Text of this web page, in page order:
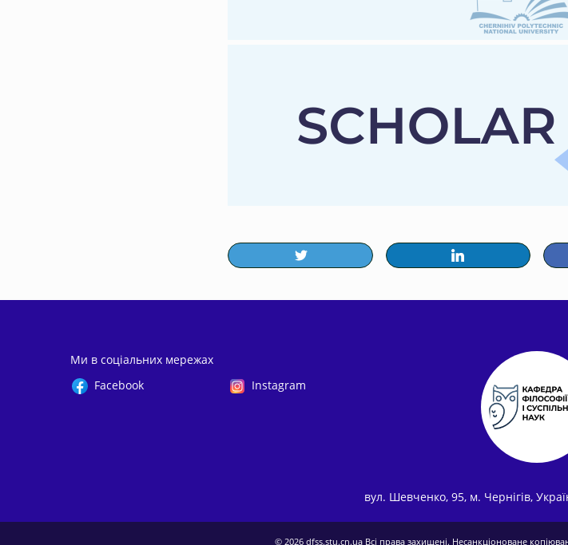
Ми в соціальних мережах
Facebook
Instagram
вул. Шевченко, 95, м. Чернігів,
© 2026 dfss.stu.cn.ua Всі права захищені. Несанкціоноване